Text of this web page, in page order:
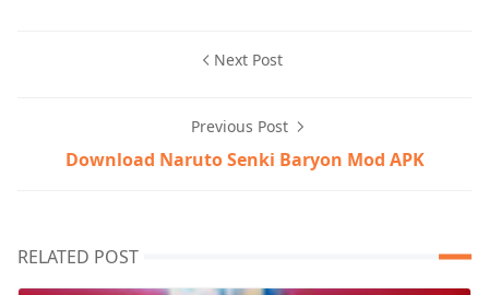
Next Post
Previous Post
Download Naruto Senki Baryon Mod APK
RELATED POST